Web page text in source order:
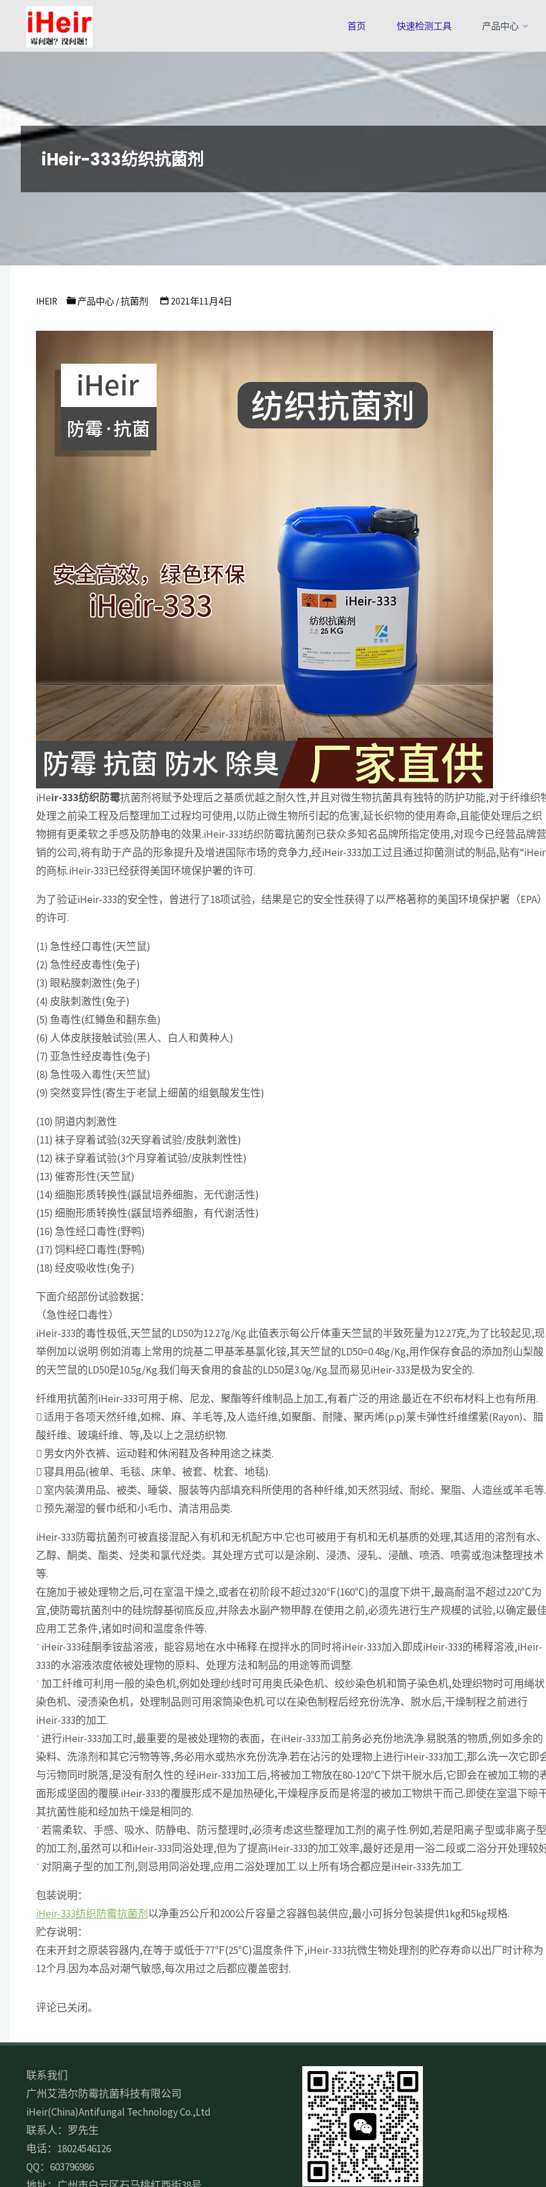
剂|
防
水
干
剂-
艾
尔
抗
科
技
首页 快速检测工具 产品中心
iHeir-333纺织抗菌剂
IHEIR 产品中心 /抗菌剂 2021年11月4日
iHeir-333纺织防霉抗菌剂将赋予处理后之基质优越之耐久性,并且对微生物抗菌具有独特的防护功能,对于纤维织
处理之前染工程及后整理加工过程均可使用,以防止微生物所引起的危害,延长织物的使用寿命,且能使处理后之织
物拥有更柔软之手感及防静电的效果.iHeir-333纺织防霉抗菌剂已获众多知名品牌所指定使用,对现今已经营品牌营
销的公司,将有助于产品的形象提升及增进国际市场的竞争力,经iHeir-333加工过且通过抑菌测试的制品,贴有
的商标.iHeir-333已经获得美国环境保护署的许可.
为了验证iHeir-333的安全性，曾进行了18项试验，结果是它的安全性获得了以严格著称的美国环境保护署（EPA
的许可.
(1) 急性经口毒性(天竺鼠)
(2) 急性经皮毒性(兔子)
(3) 眼粘膜刺激性(兔子)
(4) 皮肤刺激性(兔子)
(5) 鱼毒性(红鳟鱼和翻东鱼)
(6) 人体皮肤接触试验(黑人、白人和黄种人)
(7) 亚急性经皮毒性(兔子)
(8) 急性吸入毒性(天竺鼠)
(9) 突然变异性(寄生于老鼠上细菌的组氨酸发生性)
(10) 阴道内刺激性
(11) 袜子穿着试验(32天穿着试验/皮肤刺激性)
(12) 袜子穿着试验(3个月穿着试验/皮肤刺性性)
(13) 催寄形性(天竺鼠)
(14) 细胞形质转换性(鼷鼠培养细胞，无代谢活性)
(15) 细胞形质转换性(鼷鼠培养细胞，有代谢活性)
(16) 急性经口毒性(野鸭)
(17) 饲料经口毒性(野鸭)
(18) 经皮吸收性(兔子)
下面介绍部份试验数据：
（急性经口毒性）
iHeir-333的毒性极低,天竺鼠的LD50为12.27g/Kg.此值表示每公斤体重天竺鼠的半致死量为12.27克,为了比较起见,现
举例加以说明.例如消毒上常用的烷基二甲基苯基氯化铵,其天竺鼠的LD50=0.48g/Kg,用作保存食品的添加剂山梨酸
的天竺鼠的LD50是10.5g/Kg.我们每天食用的食盐的LD50是3.0g/Kg.显而易见iHeir-333是极为安全的.
纤维用抗菌剂iHeir-333可用于棉、尼龙、聚酯等纤维制品上加工,有着广泛的用途.最近在不织布材料上也有所用.
 适用于各项天然纤维,如棉、麻、羊毛等,及人造纤维,如聚酯、耐隆、聚丙烯(p.p)莱卡弹性纤维缧萦(Rayon)、腊
酸纤维、玻璃纤维、等,及以上之混纺织物.
 男女内外衣裤、运动鞋和休闲鞋及各种用途之袜类.
 寝具用品(被单、毛毯、床单、被套、枕套、地毯).
 室内装潢用品、被类、睡袋、服装等内部填充料所使用的各种纤维,如天然羽绒、耐纶、聚脂、人造丝或羊毛等.
 预先潮湿的餐巾纸和小毛巾、清洁用品类.
iHeir-333防霉抗菌剂可被直接混配入有机和无机配方中.它也可被用于有机和无机基质的处理,其适用的溶剂有水、
乙醇、酮类、酯类、烃类和氯代烃类。其处理方式可以是涂刷、浸渍、浸轧、浸醮、喷洒、喷雾或泡沫整理技术
等.
在施加于被处理物之后,可在室温干燥之,或者在初阶段不超过320℉(160℃)的温度下烘干,最高耐温不超过220℃为
宜,使防霉抗菌剂中的硅烷醇基彻底反应,并除去水副产物甲醇.在使用之前,必须先进行生产规模的试验,以确定最
应用工艺条件,诸如时间和温度条件等.
˙ iHeir-333硅酮季铵盐溶液，能容易地在水中稀释.在搅拌水的同时将iHeir-333加入即成iHeir-333的稀释溶液,iHeir-
333的水溶液浓度依被处理物的原料、处理方法和制品的用途等而调整.
˙ 加工纤维可利用一般的染色机,例如处理纱线时可用奥氏染色机、绞纱染色机和筒子染色机,处理织物时可用绳状
染色机、浸渍染色机，处理制品则可用滚筒染色机.可以在染色制程后经充份洗净、脱水后,干燥制程之前进行
iHeir-333的加工.
˙ 进行iHeir-333加工时,最重要的是被处理物的表面，在iHeir-333加工前务必充份地洗净.易脱落的物质,例如多余的
染料、洗涤剂和其它污物等等,务必用水或热水充份洗净.若在沾污的处理物上进行iHeir-333加工,那么洗一次它即
与污物同时脱落,是没有耐久性的.经iHeir-333加工后,将被加工物放在80-120℃下烘干脱水后,它即会在被加工物的
面形成坚固的覆膜.iHeir-333的覆膜形成不是加热硬化,干燥程序反而是将湿的被加工物烘干而己.即使在室温下晾
其抗菌性能和经加热干燥是相同的.
˙ 若需柔软、手感、吸水、防静电、防污整理时,必须考虑这些整理加工剂的离子性.例如,若是阳离子型或非离子型
的加工剂,虽然可以和iHeir-333同浴处理,但为了提高iHeir-333的加工效率,最好还是用一浴二段或二浴分开处理较
˙ 对阴离子型的加工剂,则忌用同浴处理,应用二浴处理加工.以上所有场合都应是iHeir-333先加工.
包装说明：
iHeir-333纺织防霉抗菌剂以净重25公斤和200公斤容量之容器包装供应,最小可拆分包装提供1kg和5kg规格.
贮存说明：
在未开封之原装容器内,在等于或低于77℉(25℃)温度条件下,iHeir-333抗微生物处理剂的贮存寿命以出厂时计称为
12个月.因为本品对潮气敏感,每次用过之后都应覆盖密封.
评论已关闭。
联系我们
广州艾浩尔防霉抗菌科技有限公司
iHeir(China)Antifungal Technology Co.,Ltd
联系人：罗先生
电话：18024546126
QQ：603796986